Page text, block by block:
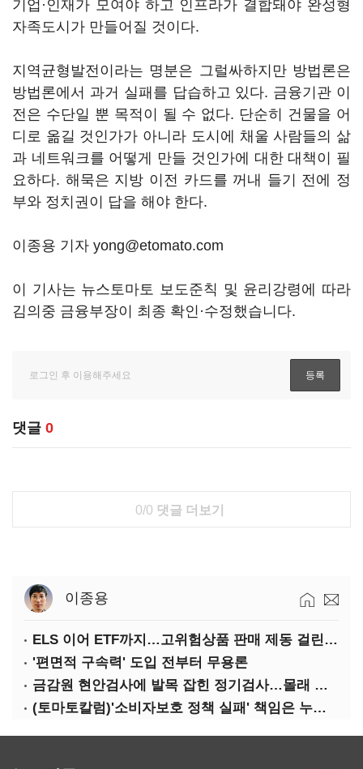
기업·인재가 모여야 하고 인프라가 결합돼야 완성형
자족도시가 만들어질 것이다.
지역균형발전이라는 명분은 그럴싸하지만 방법론은
방법론에서 과거 실패를 답습하고 있다. 금융기관 이
전은 수단일 뿐 목적이 될 수 없다. 단순히 건물을 어
디로 옮길 것인가가 아니라 도시에 채울 사람들의 삶
과 네트워크를 어떻게 만들 것인가에 대한 대책이 필
요하다. 해묵은 지방 이전 카드를 꺼내 들기 전에 정
부와 정치권이 답을 해야 한다.
이종용 기자 yong@etomato.com
이 기사는 뉴스토마토 보도준칙 및 윤리강령에 따라
김의중 금융부장이 최종 확인·수정했습니다.
댓글 0
0/0 댓글 더보기
이종용
ELS 이어 ETF까지…고위험상품 판매 제동 걸린 은행
'편면적 구속력' 도입 전부터 무용론
금감원 현안검사에 발목 잡힌 정기검사…몰래 웃는 금융권
(토마토칼럼)'소비자보호 정책 실패' 책임은 누가 지나